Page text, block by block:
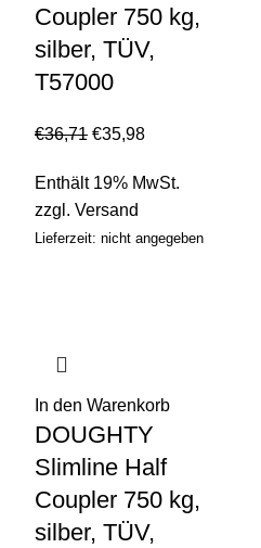
Coupler 750 kg,
silber, TÜV,
T57000
€36,71 €35,98
Enthält 19% MwSt.
zzgl. Versand
Lieferzeit: nicht angegeben
In den Warenkorb
DOUGHTY
Slimline Half
Coupler 750 kg,
silber, TÜV,